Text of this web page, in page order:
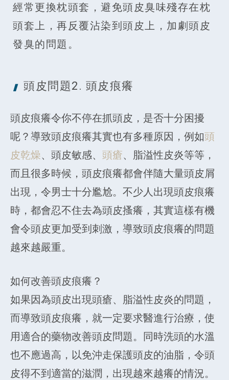
經常更換枕頭套，避免頭皮臭味殘存在枕
頭套上，再反覆沾染到頭皮上，加劇頭皮
發臭的問題。
頭皮問題2. 頭皮痕癢
頭皮痕癢令你不停在抓頭皮，是否十分困擾
呢？導致頭皮痕癢其實也有多種原因，例如頭
皮乾燥、頭皮敏感、 頭瘡、脂溢性皮炎等等，
而且很多時候，頭皮痕癢都會伴隨大量頭皮屑
出現，令男士十分尷尬。不少人出現頭皮痕癢
時，都會忍不住去為頭皮搔癢，其實這樣有機
會令頭皮更加受到刺激，導致頭皮痕癢的問題
越來越嚴重。
如何改善頭皮痕癢？
如果因為頭皮出現頭瘡、脂溢性皮炎的問題，
而導致頭皮痕癢，就一定要求醫進行治療，使
用適合的藥物改善頭皮問題。同時洗頭的水溫
也不應過高，以免沖走保護頭皮的油脂，令頭
皮得不到適當的滋潤，出現越來越癢的情況。